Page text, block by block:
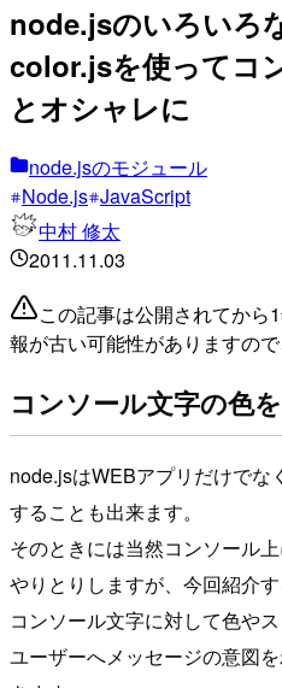
node.jsのいろいろ
color.jsを使ってコ
とオシャレに
node.jsのモジュール
Node.js JavaScript
中村 修太
2011.11.03
この記事は公開されてから
報が古い可能性がありますので
コンソール文字の色
node.jsはWEBアプリだけでな
することも出来ます。
そのときには当然コンソール
やりとりしますが、今回紹介す
コンソール文字に対して色や
ユーザーへメッセージの意図